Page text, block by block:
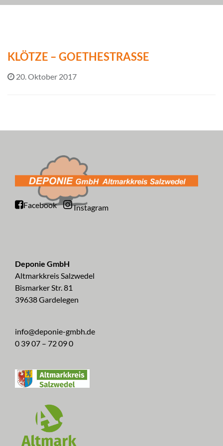
KLÖTZE – GOETHESTRASSE
20. Oktober 2017
Facebook Instagram
Deponie GmbH
Altmarkkreis Salzwedel
Bismarker Str. 81
39638 Gardelegen
info@deponie-gmbh.de
0 39 07 – 72 09 0